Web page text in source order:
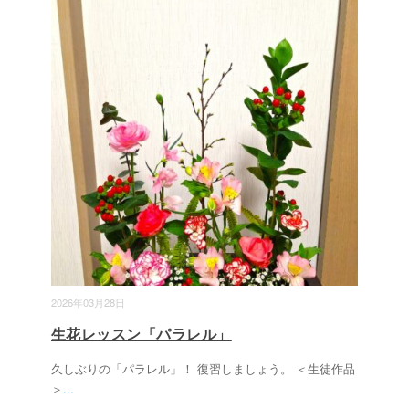
2026年03月28日
生花レッスン「パラレル」
久しぶりの「パラレル」！ 復習しましょう。 ＜生徒作品
＞ ...